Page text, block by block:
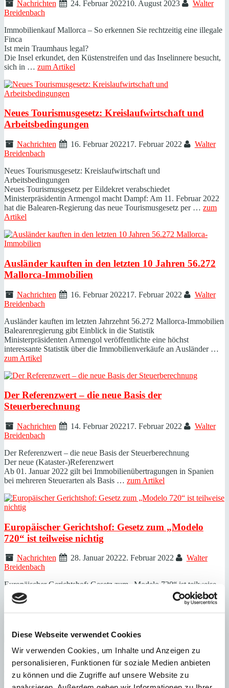
Diese Webseite verwendet Cookies
Wir verwenden Cookies, um Inhalte und Anzeigen zu
personalisieren, Funktionen für soziale Medien anbieten
zu können und die Zugriffe auf unsere Website zu
Nachrichten 24. Februar 202210. August 2023
Walter
Breidenbach
Immobilienkauf Mallorca – So erkennen Sie rechtzeitig eine illegale
Finca
Ist mein Traumhaus legal?
Die Insel erkundet, den Küstenstreifen und das Inselinnere besucht,
sich in … zum Artikel
Neues Tourismusgesetz: Kreislaufwirtschaft und
Arbeitsbedingungen
Nachrichten 16. Februar 202217. Februar 2022
Walter
Breidenbach
Neues Tourismusgesetz: Kreislaufwirtschaft und
Arbeitsbedingungen
Neues Tourismusgesetz per Eildekret verabschiedet
Ministerpräsidentin Armengol macht Dampf: Am 11. Februar 2022
hat die Balearen-Regierung das neue Tourismusgesetz per … zum
Artikel
Ausländer kauften in den letzten 10 Jahren 56.272
Mallorca-Immobilien
Nachrichten 16. Februar 202217. Februar 2022
Walter
Breidenbach
Ausländer kauften im letzten Jahrzehnt 56.272 Mallorca-Immobilien
Balearenregierung gibt Einblick in die Statistik
Ministerpräsidenten Armengol veröffentlichte eine höchst
interessante Statistik über die Immobilienverkäufe an Ausländer …
zum Artikel
Der Referenzwert – die neue Basis der
Steuerberechnung
Nachrichten 14. Februar 202217. Februar 2022
Walter
Breidenbach
Der Referenzwert – die neue Basis der Steuerberechnung
Der neue (Kataster-)Referenzwert
Ab 01. Januar 2022 gilt bei Immobilienübertragungen in Spanien
bei mehreren Steuerarten als Basis … zum Artikel
Europäischer Gerichtshof: Gesetz zum „Modelo
720“ ist teilweise nichtig
Nachrichten 28. Januar 20222. Februar 2022
Walter
Breidenbach
Europäischer Gerichtshof: Gesetz zum „Modelo 720“ ist teilweise
nichtig
Das „Modelo 720“
Im Jahre 2013 hat der spanische Gesetzgeber ein Gesetz erlassen,
Mallorca Investments | Seminarreihe: Mallorca,
Berlin und München